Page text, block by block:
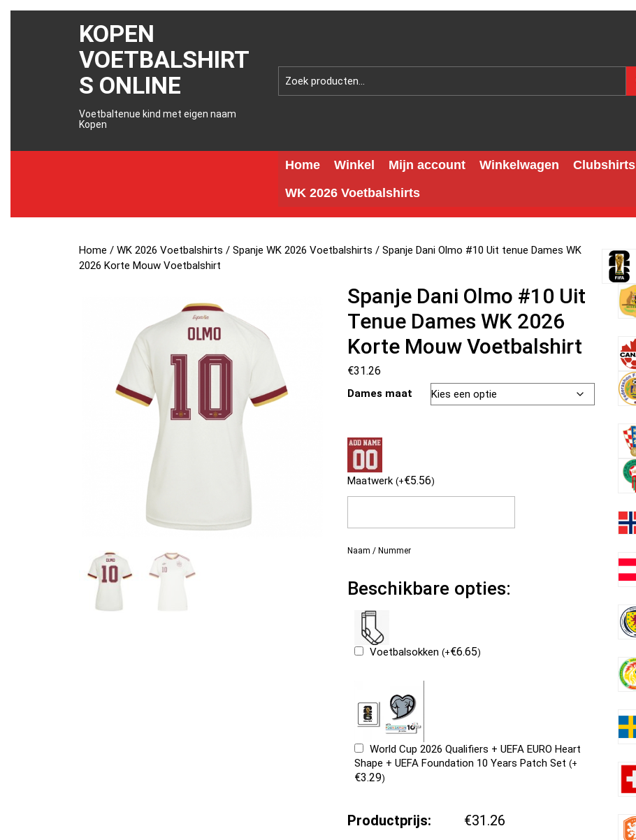
KOPEN
VOETBALSHIRT
S ONLINE
Voetbaltenue kind met eigen naam
Kopen
Home Winkel Mijn account Winkelwagen Clubshirts
WK 2026 Voetbalshirts
Home /WK 2026 Voetbalshirts /Spanje WK 2026 Voetbalshirts / Spanje Dani Olmo #10 Uit tenue Dames WK
2026 Korte Mouw Voetbalshirt
Spanje Dani Olmo #10 Uit
Tenue Dames WK 2026
Korte Mouw Voetbalshirt
€31.26
Dames maat
Maatwerk (+€5.56)
Naam / Nummer
Beschikbare opties:
Voetbalsokken (+€6.65)
World Cup 2026 Qualifiers + UEFA EURO Heart
Shape + UEFA Foundation 10 Years Patch Set (+
€3.29)
Productprijs:
€31.26